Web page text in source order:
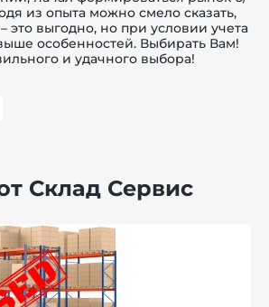
из опыта можно смело сказать,
это выгодно, но при условии учета
особенностей. Выбирать Вам!
и удачного выбора!
Склад Сервис